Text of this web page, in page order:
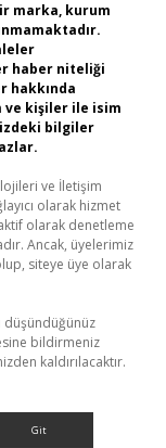
marka, kurum
haber niteliği
hakkında
ve kişiler ile isim
bilgiler
ve İletişim
olarak hizmet
olarak denetleme
Ancak, üyelerimiz
siteye üye olarak
düşündüğünüz
bildirmeniz
kaldırılacaktır.